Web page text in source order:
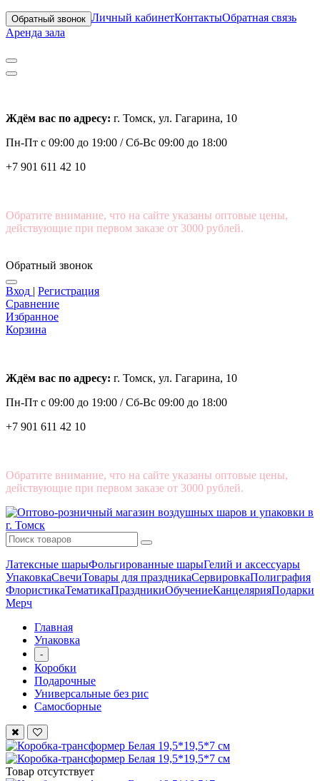
Обратный звонок Личный кабинетКонтактыОбратная связь
Аренда зала
Ждём вас по адресу: г. Томск, ул. Гагарина, 10
Пн-Пт с 09:00 до 19:00 /Сб-Вс 09:00 до 18:00
+7 901 611 42 10
Обратите внимание, что на сайте указаны оптовые цены,
действующие при первом заказе от 3000 рублей.
Обратный звонок
Вход | Регистрация
Сравнение
Избранное
Корзина
Ждём вас по адресу: г. Томск, ул. Гагарина, 10
Пн-Пт с 09:00 до 19:00 /Сб-Вс 09:00 до 18:00
+7 901 611 42 10
Обратите внимание, что на сайте указаны оптовые цены,
действующие при первом заказе от 3000 рублей.
Латексные шарыФольгированные шарыГелий и аксессуары
УпаковкаСвечиТовары для праздникаСервировкаПолиграфия
ФлористикаТематикаПраздникиОбучениеКанцелярияПодарки
Мерч
Главная
Упаковка
-
Коробки
Подарочные
Универсальные без рис
Самосборные
Товар отсутствует